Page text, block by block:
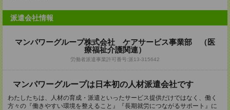
派遣会社情報
マンパワーグループ株式会社 ケアサービス事業部 （医
療福祉介護関連）
労働者派遣事業許可番号:派13-315642
マンパワーグループは日本初の人材派遣会社です
わたしたちは、人材の育成・派遣といったサービス提供だけではなく、働く
方々の『働きやすい環境を整えること』『長期就労につながるサポート』に